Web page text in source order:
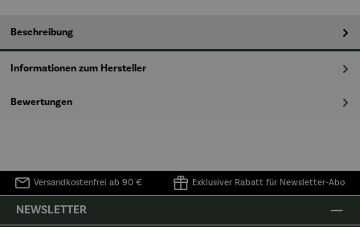
Beschreibung
Informationen zum Hersteller
Bewertungen
Versandkostenfrei ab 90 € Exklusiver Rabatt für Newsletter-Abo
NEWSLETTER